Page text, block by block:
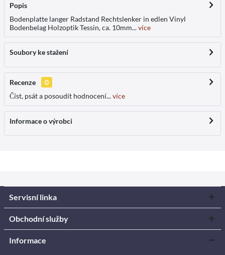
Popis
Bodenplatte langer Radstand Rechtslenker in edlen Vinyl
Bodenbelag Holzoptik Tessin, ca. 10mm...více
Soubory ke stažení
Recenze
0
Číst, psát a posoudít hodnocení...více
Informace o výrobci
Servisní linka
Obchodní služby
Informace